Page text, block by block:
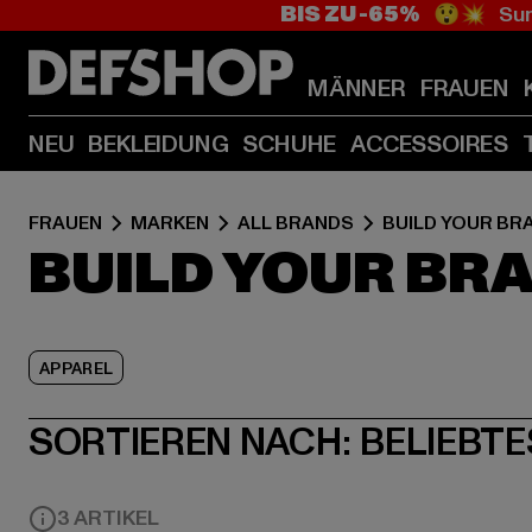
BIS ZU -65% 😲💥
MÄNNER FRAUEN
NEU BEKLEIDUNG SCHUHE ACCESSOIRES
FRAUEN MARKEN ALL BRANDS BUILD YOUR
BUILD YOUR
APPAREL
SORTIEREN NACH:
3 ARTIKEL